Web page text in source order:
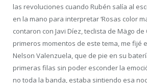
las revoluciones cuando Rubén salía al
en la mano para interpretar ‘Rosas color
contaron con Javi Díez, teclista de Mägo
primeros momentos de este tema, me fijé
Nelson Valenzuela, que de pie en su
primeras filas sin poder esconder la
no toda la banda, estaba sintiendo esa